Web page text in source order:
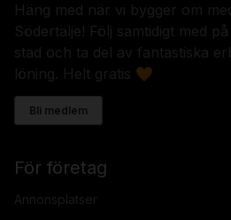
Häng med när vi bygger om
Södertälje! Följ samtidigt med
stad och ta del av fantastiska
löning. Helt gratis 🧡
Bli medlem
För företag
Annonsplatser